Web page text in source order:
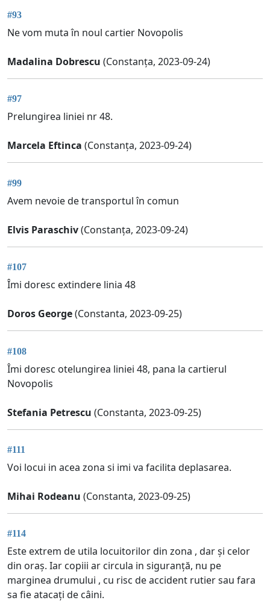
#93
Ne vom muta în noul cartier Novopolis
Madalina Dobrescu (Constanța, 2023-09-24)
#97
Prelungirea liniei nr 48.
Marcela Eftinca (Constanța, 2023-09-24)
#99
Avem nevoie de transportul în comun
Elvis Paraschiv(Constanța, 2023-09-24)
#107
Îmi doresc extindere linia 48
Doros George(Constanta, 2023-09-25)
#108
Îmi doresc otelungirea liniei 48, pana la cartierul
Novopolis
Stefania Petrescu (Constanta, 2023-09-25)
#111
Voi locui in acea zona si imi va facilita deplasarea.
Mihai Rodeanu (Constanta, 2023-09-25)
#114
Este extrem de utila locuitorilor din zona , dar și celor
din oraș. Iar copiii ar circula in siguranță, nu pe
marginea drumului , cu risc de accident rutier sau fara
sa fie atacați de câini.